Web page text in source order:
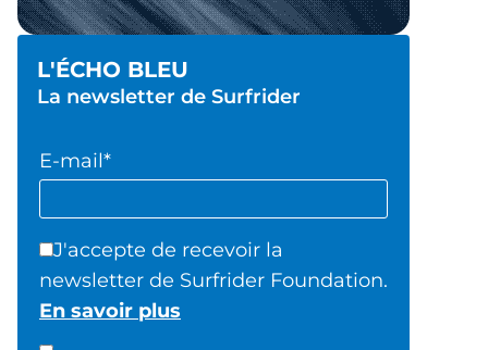
L'ÉCHO BLEU
La newsletter de Surfrider
E-mail*
J'accepte de recevoir la
newsletter de Surfrider Foundation.
En savoir plus